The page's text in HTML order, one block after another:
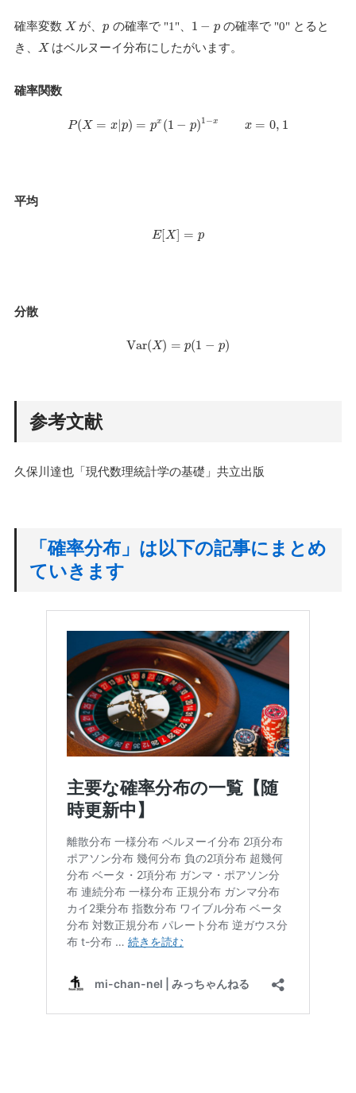
確率変数 Xが、p の確率で "1"、 1 − pの確率で "0" とると
き、 Xはベルヌーイ分布にしたがいます。
確率関数
P(X = x|p) = px (1 − p)1−x x = 0, 1
平均
E[X] = p
分散
Var(X) = p(1 − p)
参考文献
久保川達也「現代数理統計学の基礎」共立出版
「確率分布」は以下の記事にまとめ
ていきます